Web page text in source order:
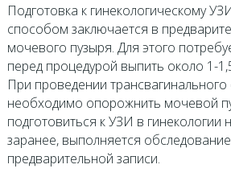
Подготовка к гинекологическому
способом заключается в
мочевого пузыря. Для этого
перед процедурой выпить около 1-
При проведении
необходимо опорожнить мочевой
подготовиться к УЗИ в гинекологии
заранее, выполняется
предварительной записи.